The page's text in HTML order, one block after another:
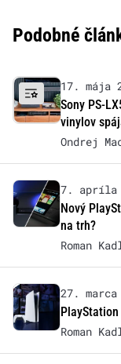
Podobné
17. mája
Sony PS-
vinylov
Ondrej
7. apríla
Nový
na trh?
Roman
27. marca
Roman